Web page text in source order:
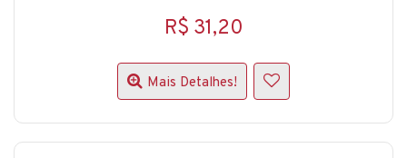
R$ 31,20
Mais Detalhes!